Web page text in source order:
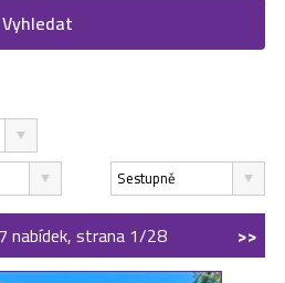
Vyhledat
Sestupně
nabídek, strana 1/28
>>